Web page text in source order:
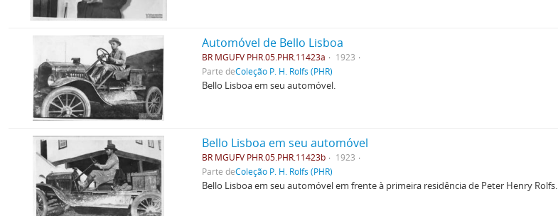
Automóvel de Bello Lisboa
BR MGUFV PHR.05.PHR.11423a
1923
Parte deColeção P. H. Rolfs (PHR)
Bello Lisboa em seu automóvel.
Bello Lisboa em seu automóvel
BR MGUFV PHR.05.PHR.11423b
1923
Parte deColeção P. H. Rolfs (PHR)
Bello Lisboa em seu automóvel em frente à primeira residência de Peter Henry Rolfs.